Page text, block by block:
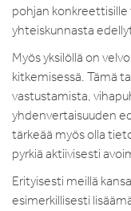
pohjan
yhteiskunnasta
Myös yksilöllä on
kitkemisessä. Tämä
vastustamista,
yhdenvertaisuuden
tärkeää myös olla
pyrkiä aktiivisesti
Erityisesti meillä
esimerkillisesti